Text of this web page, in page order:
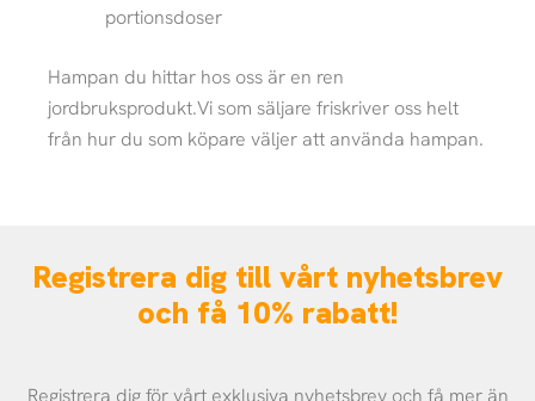
portionsdoser
Hampan du hittar hos oss är en ren
jordbruksprodukt.Vi som säljare friskriver oss helt
från hur du som köpare väljer att använda hampan.
Registrera dig till vårt nyhetsbrev
och få 10% rabatt!
Registrera dig för vårt exklusiva nyhetsbrev och få mer än